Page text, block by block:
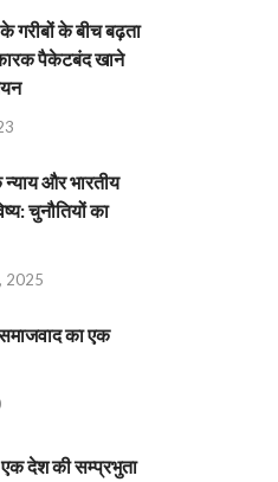
गरीबों के बीच बढ़ता
पैकेटबंद खाने
और भारतीय
चुनौतियों का
2025
का एक
एक देश की सम्प्रभुता